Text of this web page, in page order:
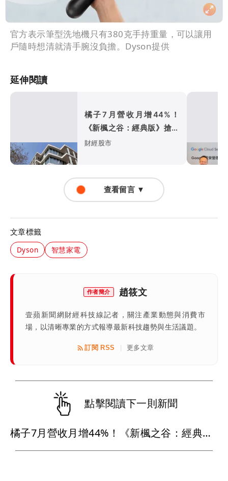
官方表示筆型洗地機只有380克手持重量，可以讓用
戶隨時想清就清手腕沒負擔。Dyson提供
延伸閱讀
橘子7月營收月增44%！
《新楓之谷：經典版》搶攻
暑假旺季
財經股市
查看留言 ▼
文章標籤
Dyson 智慧家電
作者簡介 趙筱文
壹蘋新聞網財經科技線記者，關注產業動態與消費市
場，以清晰專業的方式報導最新科技趨勢與生活議題。
訂閱 RSS 更多文章
點擊閱讀下一則新聞
橘子7月營收月增44%！《新楓之谷：經典版》搶攻暑假旺季